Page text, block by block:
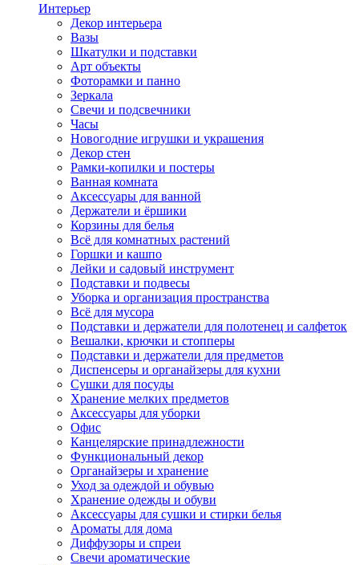
Интерьер
Декор интерьера
Вазы
Шкатулки и подставки
Арт объекты
Фоторамки и панно
Зеркала
Свечи и подсвечники
Часы
Новогодние игрушки и украшения
Декор стен
Рамки-копилки и постеры
Ванная комната
Аксессуары для ванной
Держатели и ёршики
Корзины для белья
Всё для комнатных растений
Горшки и кашпо
Лейки и садовый инструмент
Подставки и подвесы
Уборка и организация пространства
Всё для мусора
Подставки и держатели для полотенец и салфеток
Вешалки, крючки и стопперы
Подставки и держатели для предметов
Диспенсеры и органайзеры для кухни
Сушки для посуды
Хранение мелких предметов
Аксессуары для уборки
Офис
Канцелярские принадлежности
Функциональный декор
Органайзеры и хранение
Уход за одеждой и обувью
Хранение одежды и обуви
Аксессуары для сушки и стирки белья
Ароматы для дома
Диффузоры и спреи
Свечи ароматические